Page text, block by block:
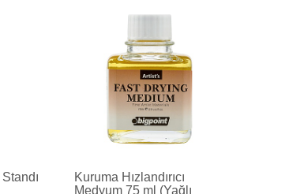
Kuruma Hızlandırıcı
Medyum 75 ml (Yağlı